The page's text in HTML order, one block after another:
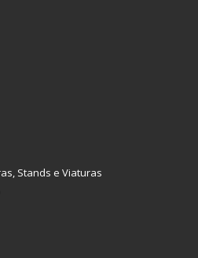
Stands e Viaturas